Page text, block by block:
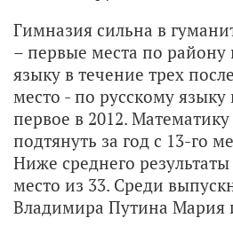
Гимназия сильна в
– первые места по
языку в течение трех
место - по русскому языку
первое в 2012.
подтянуть за год с 13-го
Ниже среднего
место из 33. Среди
Владимира Путина Мария